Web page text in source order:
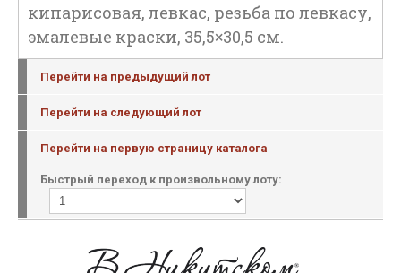
кипарисовая, левкас, резьба по левкасу,
эмалевые краски, 35,5×30,5 см.
Перейти на предыдущий лот
Перейти на следующий лот
Перейти на первую страницу каталога
Быстрый переход к произвольному лоту: